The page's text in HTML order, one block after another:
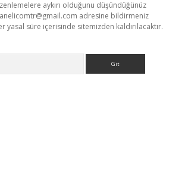
aykırı olduğunu düşündüğünüz
adresine bildirmeniz
yasal süre içerisinde sitemizden kaldırılacaktır.